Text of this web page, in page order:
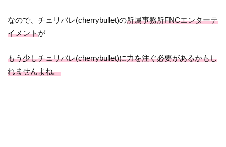
なので、チェリバレ(cherrybullet)の所属事務所FNCエンターテ
イメントが
もう少しチェリバレ(cherrybullet)に力を注ぐ必要があるかもし
れませんよね。